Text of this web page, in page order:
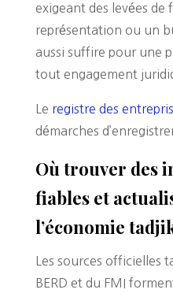
exigeant des levées de
représentation ou un
aussi suffire pour une
tout engagement
Le registre des
démarches
Où trouver des
fiables et
l’économie
Les sources officielles
BERD et du FMI